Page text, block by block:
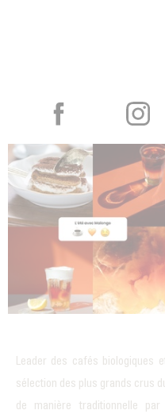
Leader des cafés biologiques
sélection des plus grands crus
de manière traditionnelle